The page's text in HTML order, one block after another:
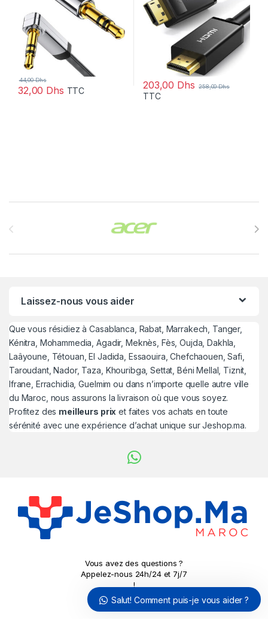
32,00 Dhs
44,00Dhs
TTC 203,00 Dhs 258,00Dhs
TTC
Laissez-nous vous aider
Que vous résidiez à Casablanca, Rabat, Marrakech, Tanger,
Kénitra, Mohammedia, Agadir, Meknès, Fès, Oujda, Dakhla,
Laâyoune, Tétouan, El Jadida, Essaouira, Chefchaouen, Safi,
Taroudant, Nador, Taza, Khouribga, Settat, Béni Mellal, Tiznit,
Ifrane, Errachidia, Guelmim ou dans n’importe quelle autre ville
du Maroc, nous assurons la livraison où que vous soyez.
Profitez des meilleurs prix et faites vos achats en toute
sérénité avec une expérience d’achat unique sur Jeshop.ma.
Vous avez des questions ?
Appelez-nous 24h/24 et 7j/7
!
0779690324
Salut! Comment puis-je vous aider ?